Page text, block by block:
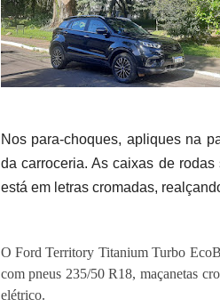
Nos para-choques, apliques na
da carroceria. As caixas de
está em letras cromadas,
O Ford Territory Titanium Turbo
com pneus 235/50 R18, maçanetas
elétrico.